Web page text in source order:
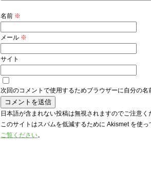
名前 ※
メール ※
サイト
次回のコメントで使用するためブラウザーに自分の名
日本語が含まれない投稿は無視されますのでご注意く
このサイトはスパムを低減するために Akismet を使っ
ご覧ください。